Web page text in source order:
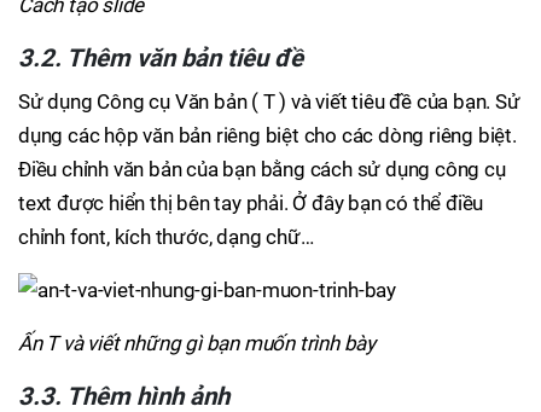
Cách tạo slide
3.2. Thêm văn bản tiêu đề
Sử dụng Công cụ Văn bản ( T ) và viết tiêu đề của bạn. Sử
dụng các hộp văn bản riêng biệt cho các dòng riêng biệt.
Điều chỉnh văn bản của bạn bằng cách sử dụng công cụ
text được hiển thị bên tay phải. Ở đây bạn có thể điều
chỉnh font, kích thước, dạng chữ…
Ấn T và viết những gì bạn muốn trình bày
3.3. Thêm hình ảnh